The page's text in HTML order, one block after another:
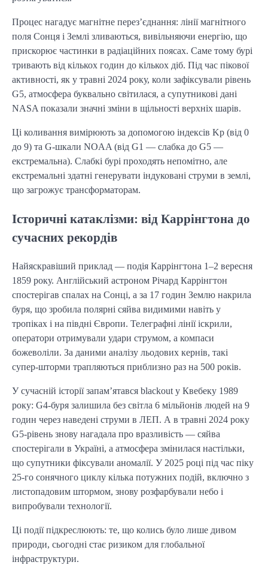
Процес нагадує магнітне перез’єднання: лінії магнітного
поля Сонця і Землі зливаються, вивільняючи енергію, що
прискорює частинки в радіаційних поясах. Саме тому бурі
тривають від кількох годин до кількох діб. Під час пікової
активності, як у травні 2024 року, коли зафіксували рівень
G5, атмосфера буквально світилася, а супутникові дані
NASA показали значні зміни в щільності верхніх шарів.
Ці коливання вимірюють за допомогою індексів Kp (від 0
до 9) та G-шкали NOAA (від G1 — слабка до G5 —
екстремальна). Слабкі бурі проходять непомітно, але
екстремальні здатні генерувати індуковані струми в землі,
що загрожує трансформаторам.
Історичні катаклізми: від Каррінгтона до
сучасних рекордів
Найяскравіший приклад — подія Каррінгтона 1–2 вересня
1859 року. Англійський астроном Річард Каррінгтон
спостерігав спалах на Сонці, а за 17 годин Землю накрила
буря, що зробила полярні сяйва видимими навіть у
тропіках і на півдні Європи. Телеграфні лінії іскрили,
оператори отримували удари струмом, а компаси
божеволіли. За даними аналізу льодових кернів, такі
супер-шторми трапляються приблизно раз на 500 років.
У сучасній історії запам’ятався blackout у Квебеку 1989
року: G4-буря залишила без світла 6 мільйонів людей на 9
годин через наведені струми в ЛЕП. А в травні 2024 року
G5-рівень знову нагадала про вразливість — сяйва
спостерігали в Україні, а атмосфера змінилася настільки,
що супутники фіксували аномалії. У 2025 році під час піку
25-го сонячного циклу кілька потужних подій, включно з
листопадовим штормом, знову розфарбували небо і
випробували технології.
Ці події підкреслюють: те, що колись було лише дивом
природи, сьогодні стає ризиком для глобальної
інфраструктури.